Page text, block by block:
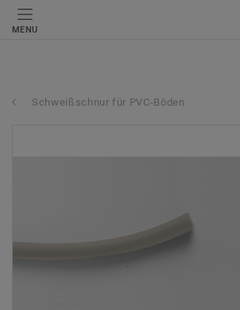
MENU
Schweißschnur für PVC-Böden